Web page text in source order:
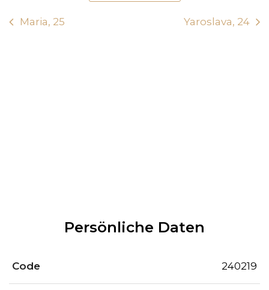
Maria, 25 Yaroslava, 24
Persönliche Daten
Code 240219